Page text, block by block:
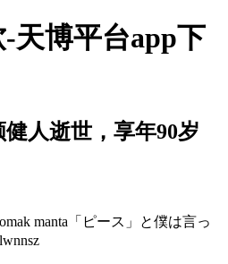
天博平台app下
人逝世，享年90岁
manta「ピース」と僕は言っ